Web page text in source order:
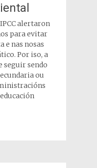
alertaron
para evitar
e nas nosas
Por iso, a
seguir sendo
ou